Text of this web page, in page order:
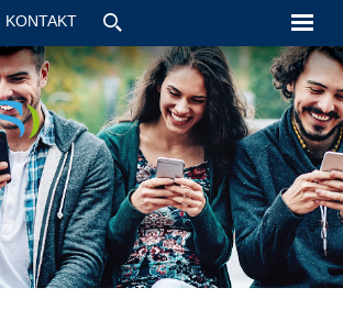
KONTAKT
Startseite
Unsere
Schüler
Vollzeit